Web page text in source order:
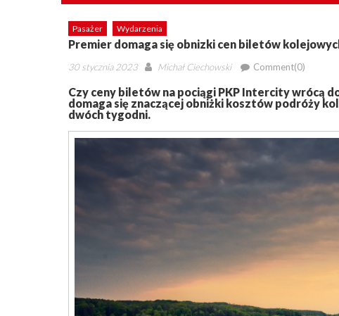
Pasażer Wydarzenia
Premier domaga się obnizki cen biletów
Posted
30 stycznia 2023 Author
Michał Ciechowski Comment(0)
Czy ceny biletów na pociągi PKP Intercity wrócą
domaga się znaczącej obniżki kosztów podróży
dwóch tygodni.